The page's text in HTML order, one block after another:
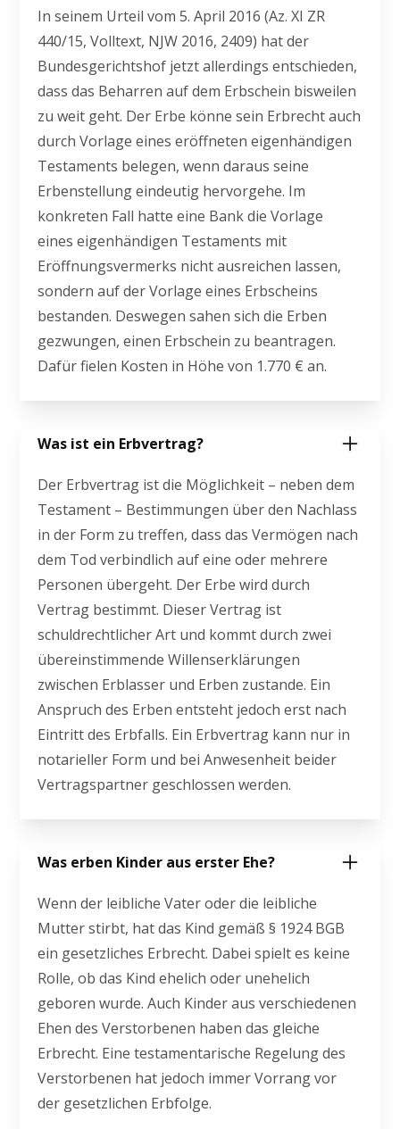
In seinem Urteil vom 5. April 2016 (Az. XI ZR
440/15, Volltext, NJW 2016, 2409) hat der
Bundesgerichtshof jetzt allerdings entschieden,
dass das Beharren auf dem Erbschein bisweilen
zu weit geht. Der Erbe könne sein Erbrecht auch
durch Vorlage eines eröffneten eigenhändigen
Testaments belegen, wenn daraus seine
Erbenstellung eindeutig hervorgehe. Im
konkreten Fall hatte eine Bank die Vorlage
eines eigenhändigen Testaments mit
Eröffnungsvermerks nicht ausreichen lassen,
sondern auf der Vorlage eines Erbscheins
bestanden. Deswegen sahen sich die Erben
gezwungen, einen Erbschein zu beantragen.
Dafür fielen Kosten in Höhe von 1.770 € an.
Was ist ein Erbvertrag?
Der Erbvertrag ist die Möglichkeit – neben dem
Testament – Bestimmungen über den Nachlass
in der Form zu treffen, dass das Vermögen nach
dem Tod verbindlich auf eine oder mehrere
Personen übergeht. Der Erbe wird durch
Vertrag bestimmt. Dieser Vertrag ist
schuldrechtlicher Art und kommt durch zwei
übereinstimmende Willenserklärungen
zwischen Erblasser und Erben zustande. Ein
Anspruch des Erben entsteht jedoch erst nach
Eintritt des Erbfalls. Ein Erbvertrag kann nur in
notarieller Form und bei Anwesenheit beider
Vertragspartner geschlossen werden.
Was erben Kinder aus erster Ehe?
Wenn der leibliche Vater oder die leibliche
Mutter stirbt, hat das Kind gemäß § 1924 BGB
ein gesetzliches Erbrecht. Dabei spielt es keine
Rolle, ob das Kind ehelich oder unehelich
geboren wurde. Auch Kinder aus verschiedenen
Ehen des Verstorbenen haben das gleiche
Erbrecht. Eine testamentarische Regelung des
Verstorbenen hat jedoch immer Vorrang vor
der gesetzlichen Erbfolge.